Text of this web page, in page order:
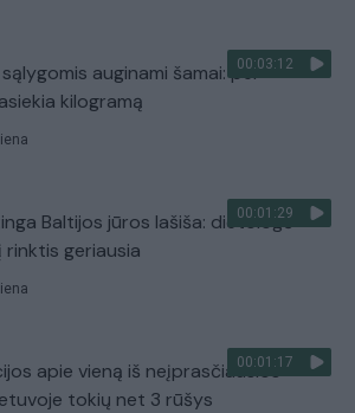
00:03:12
auginami šamai: per
kilogramą
00:01:29
Baltijos jūros lašiša: dietologė
rinktis geriausia
00:01:17
apie vieną iš neįprasčiausios
tokių net 3 rūšys